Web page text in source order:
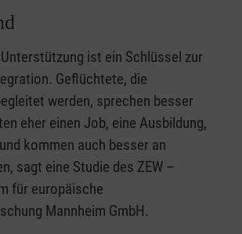
ist ein Schlüssel zur
Geflüchtete, die
werden, sprechen besser
eher einen Job, eine Ausbildung,
kommen auch besser an
sagt eine Studie des ZEW –
für europäische
Mannheim GmbH.